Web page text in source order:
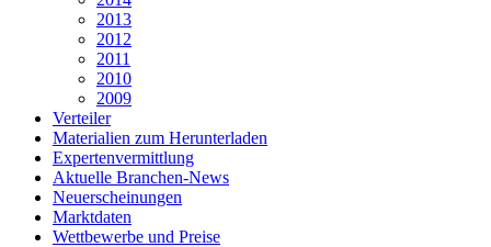
2013
2012
2011
2010
2009
Verteiler
Materialien zum Herunterladen
Expertenvermittlung
Aktuelle Branchen-News
Neuerscheinungen
Marktdaten
Wettbewerbe und Preise